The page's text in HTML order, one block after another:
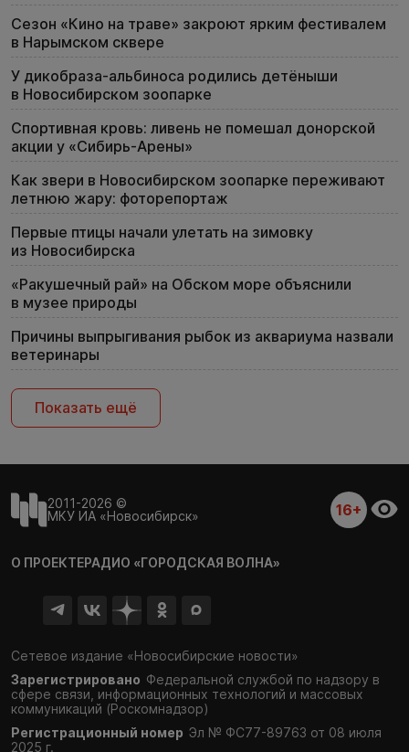
Сезон «Кино на траве» закроют ярким фестивалем
в Нарымском сквере
У дикобраза-альбиноса родились детёныши
в Новосибирском зоопарке
Спортивная кровь: ливень не помешал донорской
акции у «Сибирь-Арены»
Как звери в Новосибирском зоопарке переживают
летнюю жару: фоторепортаж
Первые птицы начали улетать на зимовку
из Новосибирска
«Ракушечный рай» на Обском море объяснили
в музее природы
Причины выпрыгивания рыбок из аквариума назвали
ветеринары
Показать ещё
2011-2026 ©
МКУ ИА «Новосибирск»
16+
О ПРОЕКТЕРАДИО «ГОРОДСКАЯ ВОЛНА»
Сетевое издание «Новосибирские новости»
Зарегистрировано Федеральной службой по надзору в
сфере связи, информационных технологий и массовых
коммуникаций (Роскомнадзор)
Регистрационный номер Эл № ФС77-89763 от 08 июля
2025 г.